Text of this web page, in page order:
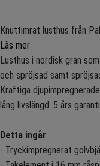
Knuttimrat lusthus från
Läs mer
Lusthus i nordisk gran
och spröjsad samt
Kraftiga
lång livslängd. 5 års
Detta ingår
- Tryckimpregnerat